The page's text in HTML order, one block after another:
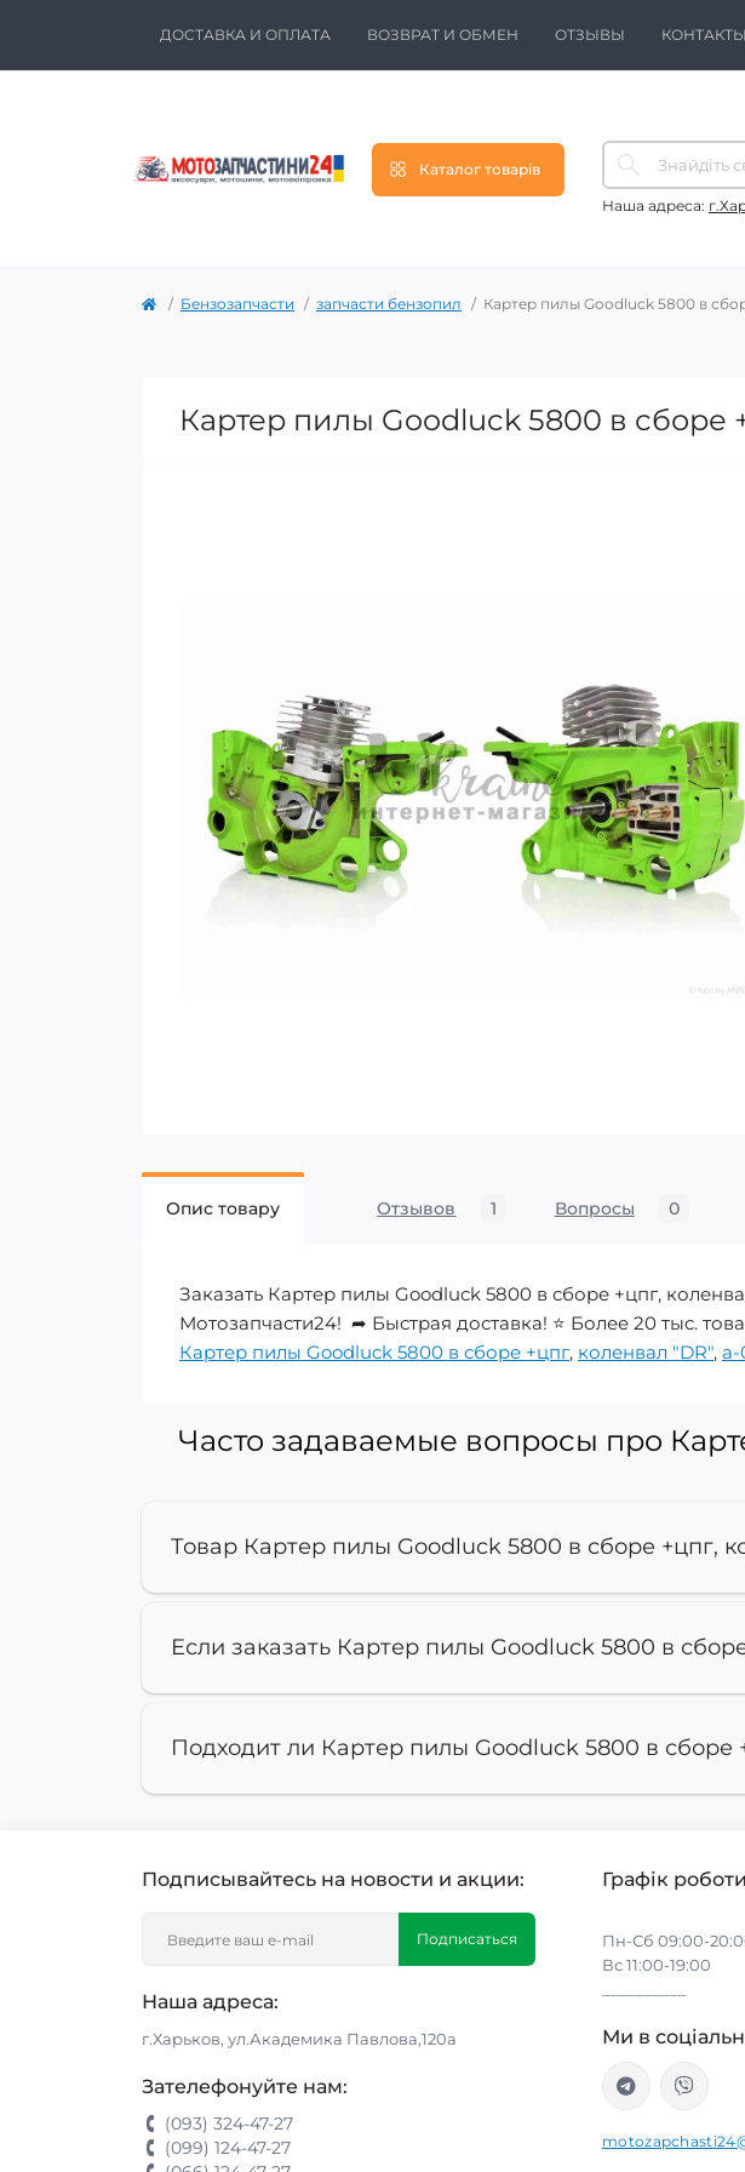
ДОСТАВКА И ОПЛАТА ВОЗВРАТ И ОБМЕН ОТЗЫВЫ КОНТАКТЫ
Каталог товарів
Наша адреса:
Бензозапчасти запчасти бензопил Картер пилы Goodluck 5800 в
Картер пилы Goodluck 5800 в сборе
Опис товару Отзывов 1 Вопросы 0
Заказать Картер пилы Goodluck 5800 в сборе +цпг,
Мотозапчасти24! ➦ Быстрая доставка! ⭐ Более 20 тыс.
Картер пилы Goodluck 5800 в сборе +цпг, коленвал "DR", a-
Часто задаваемые вопросы про
Товар Картер пилы Goodluck 5800 в сборе +цпг,
Если заказать Картер пилы Goodluck 5800 в
Подходит ли Картер пилы Goodluck 5800 в сборе
Подписывайтесь на новости и акции:
Подписаться
Наша адреса:
г.Харьков, ул.Академика Павлова,120а
Зателефонуйте нам:
(093) 324-47-27
(099) 124-47-27
Графік роботи
Пн-Сб 09:00-
Вс 11:00-19:00
Ми в